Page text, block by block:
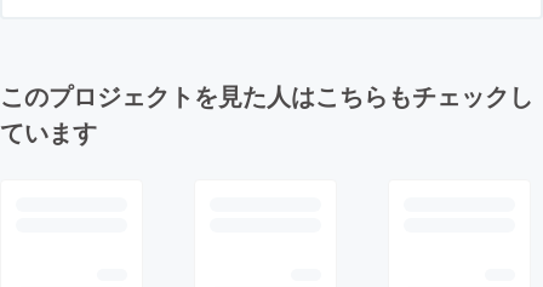
このプロジェクトを見た人はこちらもチェックし
ています